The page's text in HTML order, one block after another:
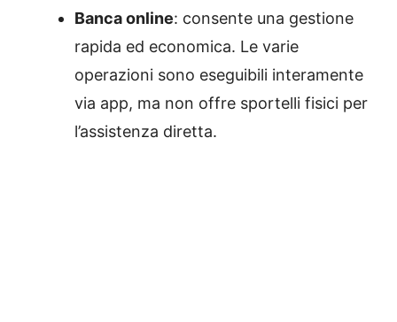
Banca online: consente una gestione
rapida ed economica. Le varie
operazioni sono eseguibili interamente
via app, ma non offre sportelli fisici per
l’assistenza diretta.